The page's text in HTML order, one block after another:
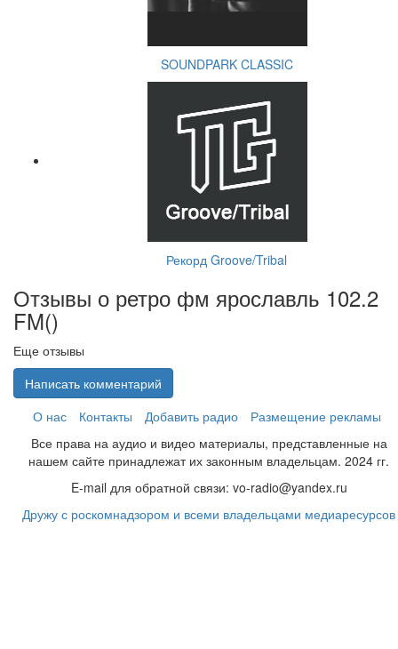
SOUNDPARK CLASSIC
Рекорд Groove/Tribal
Отзывы о ретро фм ярославль 102.2
FM()
Еще отзывы
Написать комментарий
О нас
Контакты Добавить радио
Размещение рекламы
Все права на аудио и видео материалы, представленные на
нашем сайте принадлежат их законным владельцам. 2024 гг.
E-mail для обратной связи: vo-radio@yandex.ru
Дружу с роскомнадзором и всеми владельцами медиаресурсов